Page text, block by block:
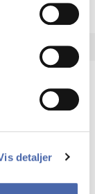
detaljer
inden